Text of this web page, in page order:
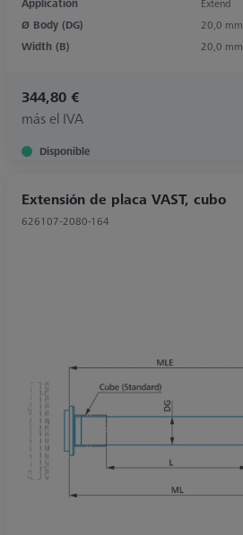
Ø Body (DG)
20,0 mm
Width (B)
20,0 mm
344,80 €
más el IVA
Disponible
Extensión de placa VAST, cubo
626107-2080-164